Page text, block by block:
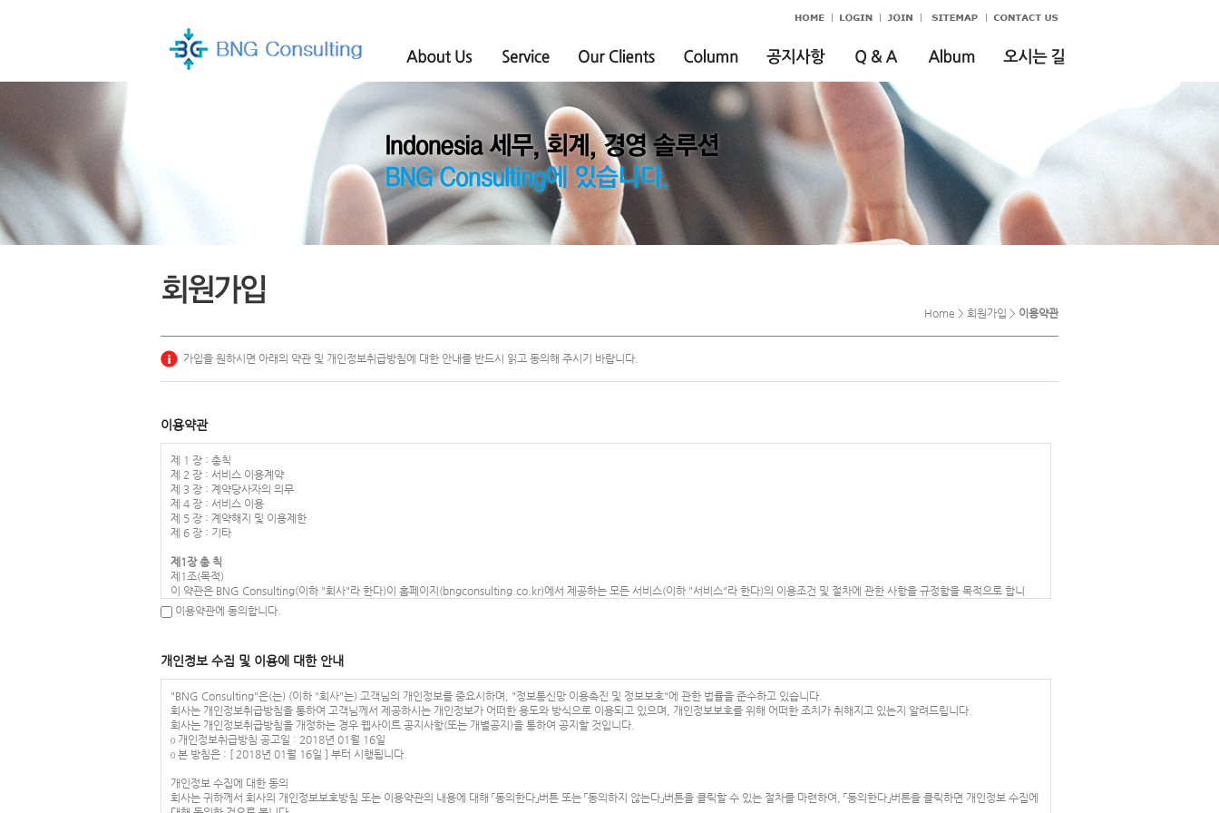
Home > 회원가입 > 이용약관
가입을 원하시면 아래의 약관 및 개인정보취급방침에 대한 안내를 반드시 읽고 동의해 주시기 바랍니다.
이용약관
제 1 장 : 총칙
제 2 장 : 서비스 이용계약
제 3 장 : 계약당사자의 의무
제 4 장 : 서비스 이용
제 5 장 : 계약해지 및 이용제한
제 6 장 : 기타
제1장 총 칙
제1조(목적)
이 약관은 BNG Consulting(이하 "회사"라 한다)이 홈페이지(bngconsulting.co.kr)에서 제공하는 모든 서비스(이하 "서비스"라 한다)의 이용조건 및 절차에 관한 사항을 규정함을 목적으로 합니
다.
제2조(정의)
2. 이용계약 : 서비스 이용과 관련하여 회사와 이용자간에 체결하는 계약
3. 가입 : 회사가 제공하는 신청서 양식에 해당 정보를 기입하고, 본 약관에 동의하여 서비스 이용계약을 완료시키는행위
4. 회원 : 당 사이트에 회원가입에 필요한 개인정보를 제공하여 회원 등록을 한 자
5. 이용자번호(ID) : 회원 식별과 회원의 서비스 이용을 위하여 이용자가 선정하고 회사가 승인하는 영문자와 숫자의 조합
6. 패스워드(PASSWORD) : 회원의 정보 보호를 위해 이용자 자신이 설정한 영문자와 숫자, 특수문자의 조합
7. 이용해지 : 회사 또는 회원이 서비스 이용 이후 그 이용계약을 종료시키는 의사표시
제3조(약관의 효력과 변경)
경 사항에 동의한 것으로 간주됩니다
① 이 약관의 서비스 화면에 게시하거나 공지사항 게시판 또는 기타의 방법으로 공지함으로써 효력이 발생됩니다.
② 회사는 필요하다고 인정되는 경우 이 약관의 내용을 변경할 수 있으며, 변경된 약관은 서비스 화면에 공지하며, 공지후 7일 이후에도 거부의사를 표시하지 아니하고 서비스를 계속 사용할 경우 약
이용약관에 동의합니다.
개인정보 수집 및 이용에 대한 안내
"BNG Consulting"은(는) (이하 "회사"는) 고객님의 개인정보를 중요시하며, "정보통신망 이용촉진 및 정보보호"에 관한 법률을 준수하고 있습니다.
회사는 개인정보취급방침을 통하여 고객님께서 제공하시는 개인정보가 어떠한 용도와 방식으로 이용되고 있으며, 개인정보보호를 위해 어떠한 조치가 취해지고 있는지 알려드립니다.
회사는 개인정보취급방침을 개정하는 경우 웹사이트 공지사항(또는 개별공지)을 통하여 공지할 것입니다.
ο 개인정보취급방침 공고일 : 2018년 01월 16일
ο 본 방침은 : [ 2018년 01월 16일 ] 부터 시행됩니다.
개인정보 수집에 대한 동의
회사는 귀하께서 회사의 개인정보보호방침 또는 이용약관의 내용에 대해 「동의한다」버튼 또는 「동의하지 않는다」버튼을 클릭할 수 있는 절차를 마련하여, 「동의한다」버튼을 클릭하면 개인정보 수집에